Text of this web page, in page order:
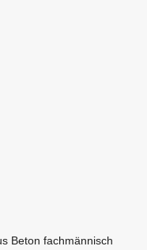
Beton fachmännisch